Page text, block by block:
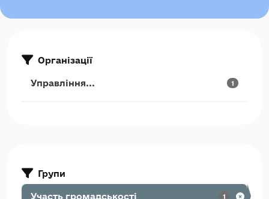
Організації
Управління... 1
Групи
Участь громадськості 1